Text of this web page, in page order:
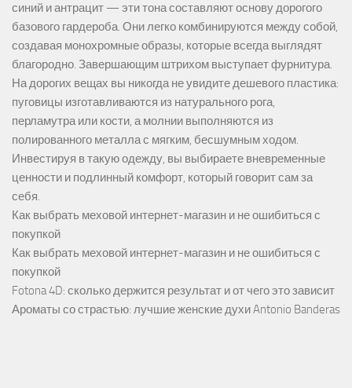
синий и антрацит — эти тона составляют основу дорогого
базового гардероба. Они легко комбинируются между собой,
создавая монохромные образы, которые всегда выглядят
благородно. Завершающим штрихом выступает фурнитура.
На дорогих вещах вы никогда не увидите дешевого пластика:
пуговицы изготавливаются из натурального рога,
перламутра или кости, а молнии выполняются из
полированного металла с мягким, бесшумным ходом.
Инвестируя в такую одежду, вы выбираете вневременные
ценности и подлинный комфорт, который говорит сам за
себя.
Как выбрать меховой интернет-магазин и не ошибиться с
покупкой
Как выбрать меховой интернет-магазин и не ошибиться с
покупкой
Fotona 4D: сколько держится результат и от чего это зависит
Ароматы со страстью: лучшие женские духи Antonio Banderas